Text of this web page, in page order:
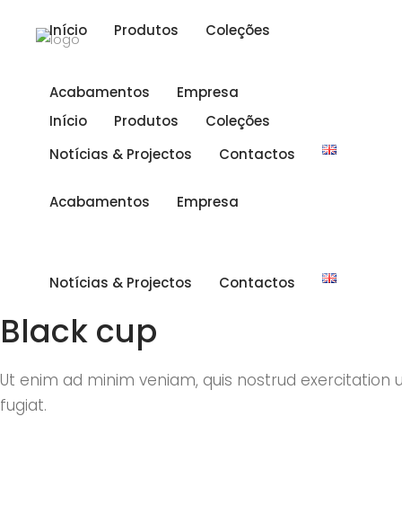
Início Produtos Coleções
Acabamentos Empresa
Notícias & Projectos Contactos
Início Produtos Coleções
Acabamentos Empresa
Notícias & Projectos Contactos
Black cup
Ut enim ad minim veniam, quis nostrud
fugiat.